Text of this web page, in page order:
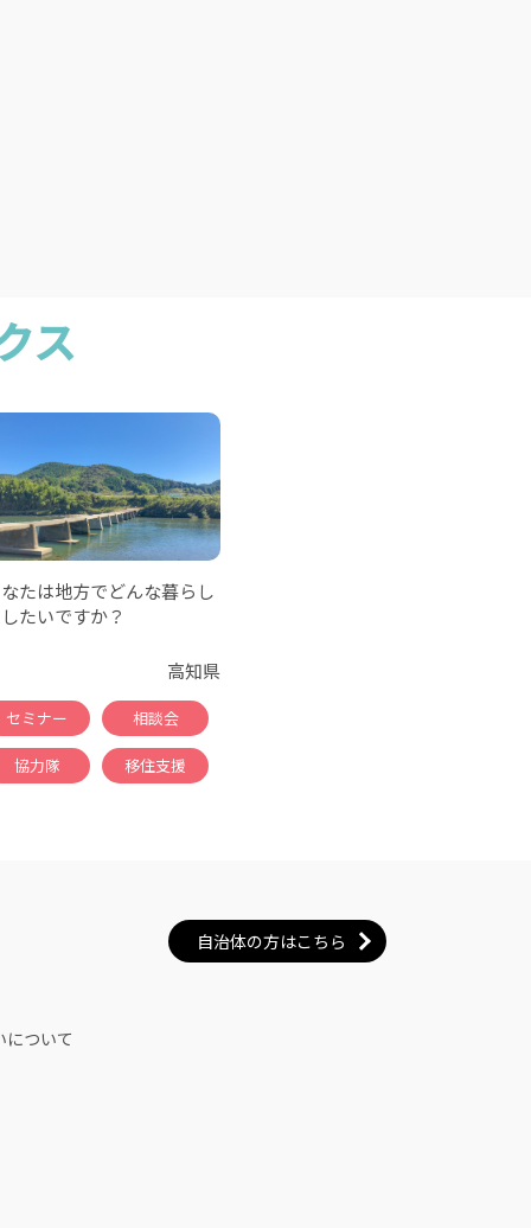
ス
たは地方でどんな暮らし
たいですか？
高知県
セミナー 相談会
協力隊 移住支援
について
自治体の方はこちら